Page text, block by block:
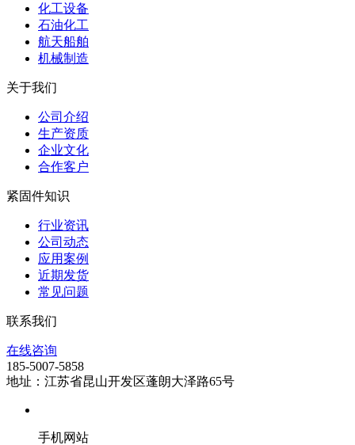
化工设备
石油化工
航天船舶
机械制造
关于我们
公司介绍
生产资质
企业文化
合作客户
紧固件知识
行业资讯
公司动态
应用案例
近期发货
常见问题
联系我们
在线咨询
185-5007-5858
地址：江苏省昆山开发区蓬朗大泽路65号
手机网站